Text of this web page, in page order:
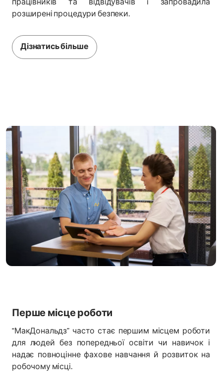
працівників та відвідувачів і запровадила
розширені процедури безпеки.
Дізнатись більше
Перше місце роботи
“МакДональдз” часто стає першим місцем роботи
для людей без попередньої освіти чи навичок і
надає повноцінне фахове навчання й розвиток на
робочому місці.